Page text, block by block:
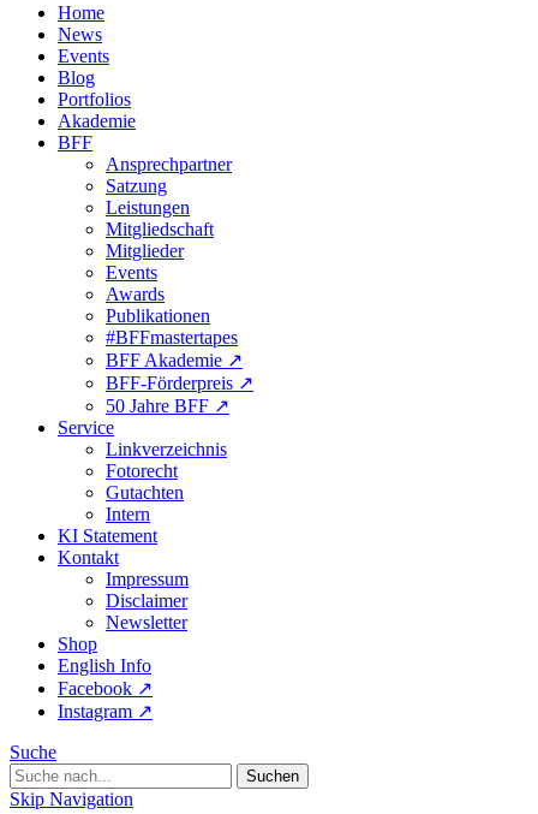
Home
News
Events
Blog
Portfolios
Akademie
BFF
Ansprechpartner
Satzung
Leistungen
Mitgliedschaft
Mitglieder
Events
Awards
Publikationen
#BFFmastertapes
BFF Akademie ↗︎
BFF-Förderpreis ↗︎
50 Jahre BFF ↗︎
Service
Linkverzeichnis
Fotorecht
Gutachten
Intern
KI Statement
Kontakt
Impressum
Disclaimer
Newsletter
Shop
English Info
Facebook ↗︎
Instagram ↗︎
Suche
Skip Navigation